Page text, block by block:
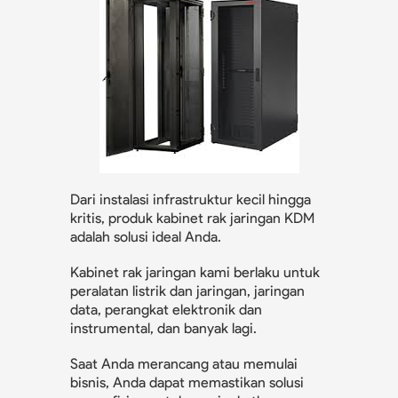
Dari instalasi infrastruktur kecil hingga
kritis, produk kabinet rak jaringan KDM
adalah solusi ideal Anda.
Kabinet rak jaringan kami berlaku untuk
peralatan listrik dan jaringan, jaringan
data, perangkat elektronik dan
instrumental, dan banyak lagi.
Saat Anda merancang atau memulai
bisnis, Anda dapat memastikan solusi